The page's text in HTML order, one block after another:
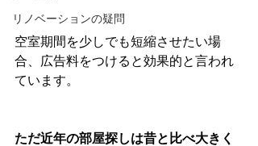
リノベーションの疑問
空室期間を少しでも短縮させたい場
合、広告料をつけると効果的と言われ
ています。
ただ近年の部屋探しは昔と比べ大きく